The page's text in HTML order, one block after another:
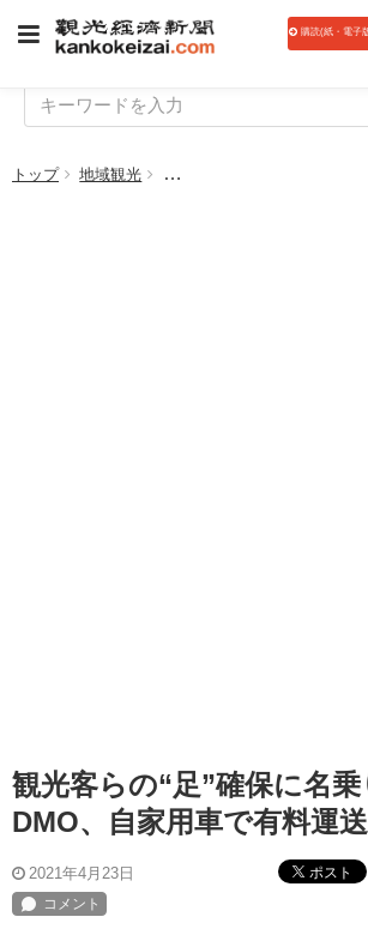
購読(紙・電子
トップ 地域観光 観光客らの“足”確保に名乗
観光客らの“足”確保に名
DMO、自家用車で有料運送
2021年4月23日 ポスト